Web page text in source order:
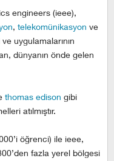
engineers (ieee),
, telekomünikasyon ve
uygulamalarının
dünyanın önde gelen
thomas edison gibi
atılmıştır.
öğrenci) ile ieee,
fazla yerel bölgesi